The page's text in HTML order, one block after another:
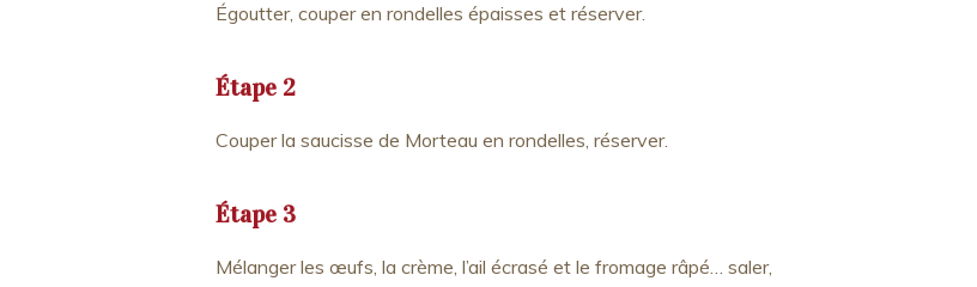
Égoutter, couper en rondelles épaisses et réserver.
Étape 2
Couper la saucisse de Morteau en rondelles, réserver.
Étape 3
Mélanger les œufs, la crème, l’ail écrasé et le fromage râpé… saler,